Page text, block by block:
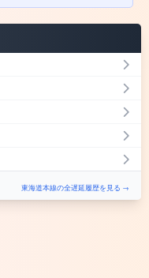
東海道本線の全遅延履歴を見る →